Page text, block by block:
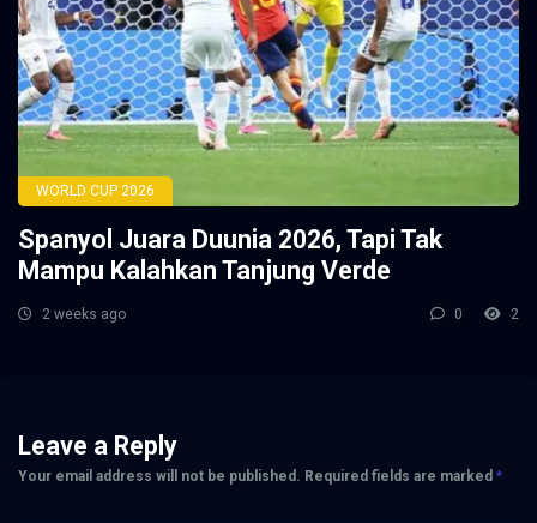
WORLD CUP 2026
Spanyol Juara Duunia 2026, Tapi Tak
Mampu Kalahkan Tanjung Verde
2 weeks ago 0 2
Leave a Reply
Your email address will not be published. Required fields are marked *